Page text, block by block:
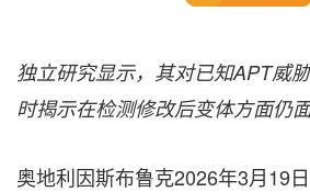
独立研究显示，其对已知APT威
时揭示在检测修改后变体方面仍
奥地利因斯布鲁克2026年3月19日